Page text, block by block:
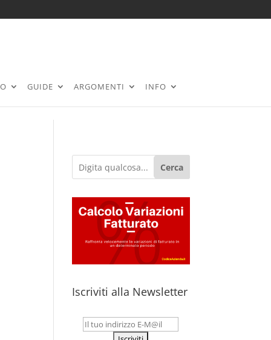
GUIDE ARGOMENTI INFO
Cerca
Iscriviti alla Newsletter